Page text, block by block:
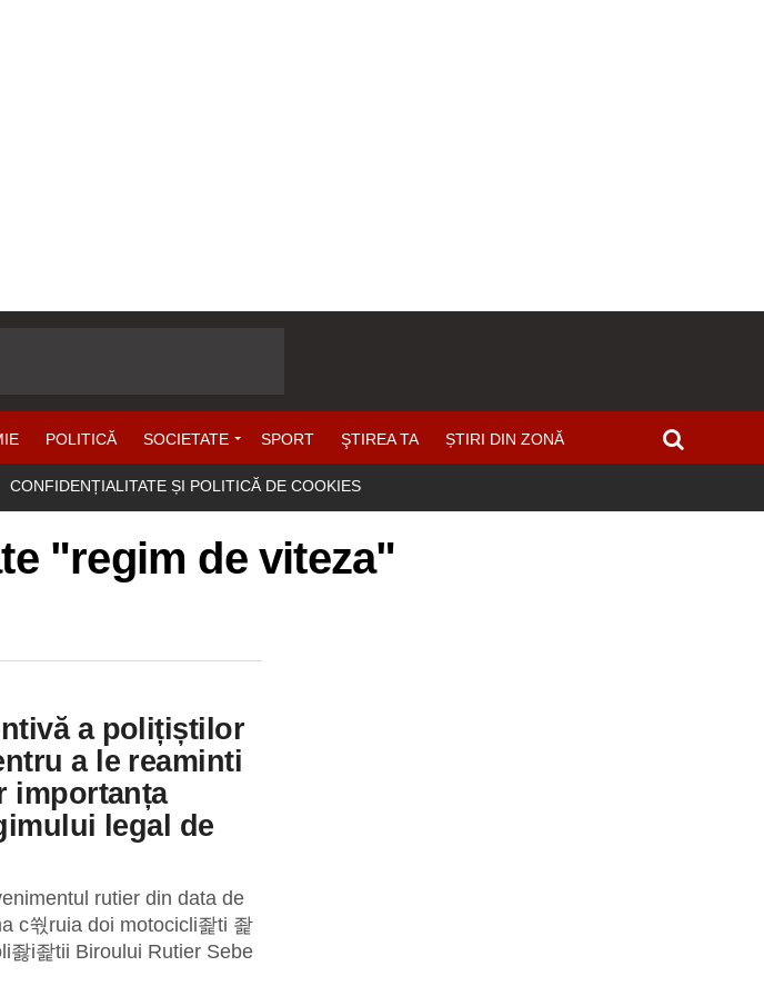
POLITICĂ SOCIETATE SPORT ŞTIREA TA ȘTIRI DIN ZONĂ
CONFIDENȚIALITATE ȘI POLITICĂ DE COOKIES
"regim de viteza"
a polițiștilor
a le reaminti
importanța
legal de
rutier din data de
c쒃ruia doi motocicli좙ti 좙
좛i좙tii Biroului Rutier Sebe